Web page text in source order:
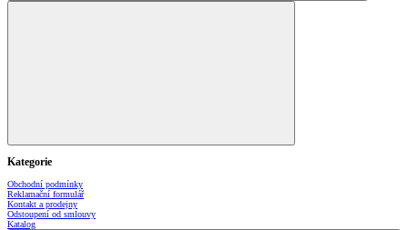
Kategorie
Obchodní podmínky
Reklamační formulář
Kontakt a prodejny
Odstoupení od smlouvy
Katalog